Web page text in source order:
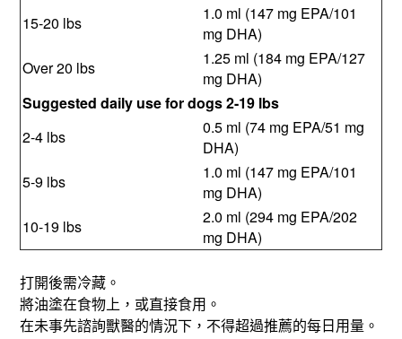
15-20 lbs
1.0 ml (147 mg EPA/101
mg DHA)
Over 20 lbs
1.25 ml (184 mg EPA/127
mg DHA)
Suggested daily use for dogs 2-19 lbs
2-4 lbs
0.5 ml (74 mg EPA/51 mg
DHA)
5-9 lbs
1.0 ml (147 mg EPA/101
mg DHA)
10-19 lbs
2.0 ml (294 mg EPA/202
mg DHA)
打開後需冷藏。
將油塗在食物上，或直接食用。
在未事先諮詢獸醫的情況下，不得超過推薦的每日用量。